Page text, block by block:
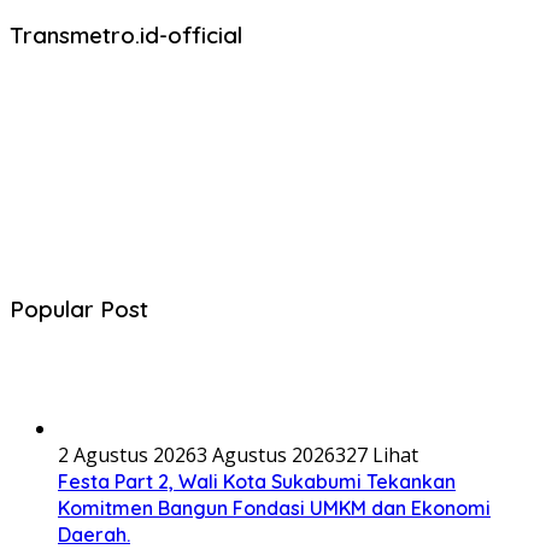
Transmetro.id-official
Popular Post
2 Agustus 20263 Agustus 2026327 Lihat
Festa Part 2, Wali Kota Sukabumi Tekankan
Komitmen Bangun Fondasi UMKM dan Ekonomi
Daerah.